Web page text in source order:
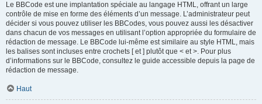
Le BBCode est une implantation spéciale au langage HTML, offrant un large
contrôle de mise en forme des éléments d’un message. L’administrateur peut
décider si vous pouvez utiliser les BBCodes, vous pouvez aussi les désactiver
dans chacun de vos messages en utilisant l’option appropriée du formulaire de
rédaction de message. Le BBCode lui-même est similaire au style HTML, mais
les balises sont incluses entre crochets [ et ] plutôt que < et >. Pour plus
d’informations sur le BBCode, consultez le guide accessible depuis la page de
rédaction de message.
Haut